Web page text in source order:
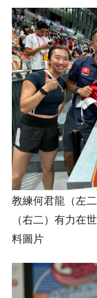
教練何君龍（左
（右二）有力在
料圖片